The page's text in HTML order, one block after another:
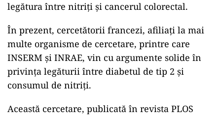
legătura între nitriți și cancerul colorectal.
În prezent, cercetătorii francezi, afiliați la mai
multe organisme de cercetare, printre care
INSERM și INRAE, vin cu argumente solide în
privința legăturii între diabetul de tip 2 și
consumul de nitriți.
Această cercetare, publicată în revista PLOS